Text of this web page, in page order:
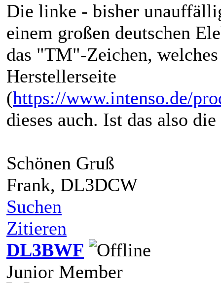
Die linke - bisher
einem großen deutschen
das "TM"-Zeichen,
Herstellerseite
(https://www.intenso.de/
dieses auch. Ist das also
Schönen Gruß
Frank, DL3DCW
Suchen
Zitieren
DL3BWF
Junior Member